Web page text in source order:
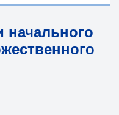
начального